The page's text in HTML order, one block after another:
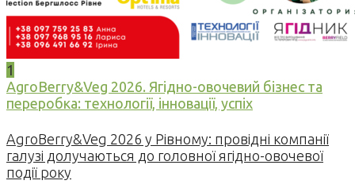
1
AgroBerry&Veg 2026. Ягідно-овочевий бізнес та
переробка: технології, інновації, успіх
AgroBerry&Veg 2026 у Рівному: провідні компанії
галузі долучаються до головної ягідно-овочевої
події року